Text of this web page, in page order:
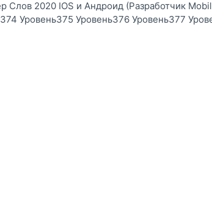
Слов 2020 IOS и Андроид (Разработчик
Уровень375 Уровень376 Уровень377